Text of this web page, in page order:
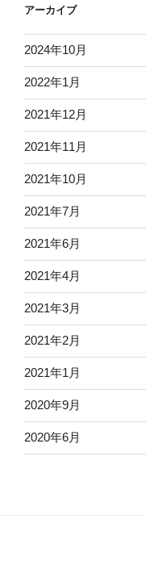
アーカイブ
2024年10月
2022年1月
2021年12月
2021年11月
2021年10月
2021年7月
2021年6月
2021年4月
2021年3月
2021年2月
2021年1月
2020年9月
2020年6月